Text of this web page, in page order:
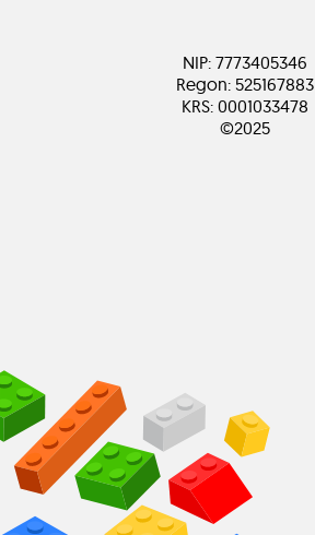
NIP: 7773405346
Regon: 525167883
KRS: 0001033478
©2025